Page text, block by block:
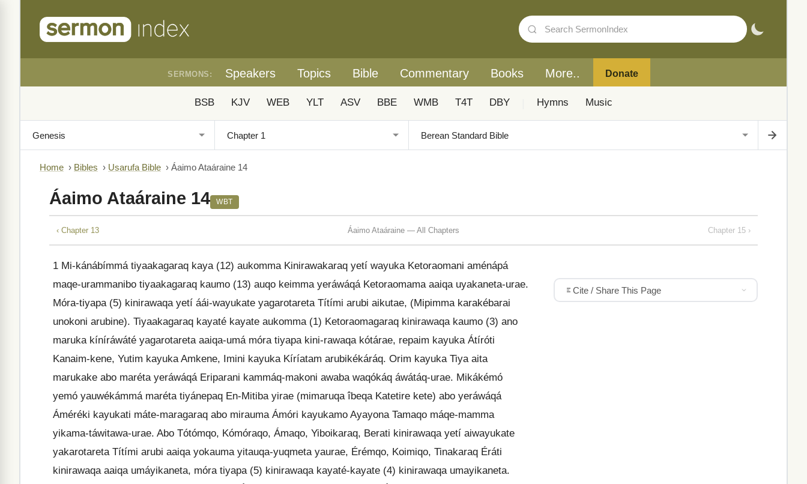
SERMONS: Speakers Topics Bible Commentary Books More.. Donate
BSB KJV WEB YLT ASV BBE WMB T4T DBY Hymns Music
Home › Bibles › Usarufa Bible › Áaimo Ataáraine 14
Áaimo Ataáraine 14 WBT
‹ Chapter 13 Áaimo Ataáraine — All Chapters Chapter 15 ›
1 Mi-kánábímmá tiyaakagaraq kaya (12) aukomma Kinirawakaraq yetí wayuka Ketoraomani aménápá
maqe-urammanibo tiyaakagaraq kaumo (13) auqo keimma yeráwáqá Ketoraomama aaiqa uyakaneta-urae.
Móra-tiyapa (5) kinirawaqa yetí áái-wayukate yagarotareta Títími arubi aikutae, (Mipimma karakébarai
unokoni arubine). Tiyaakagaraq kayaté kayate aukomma (1) Ketoraomagaraq kinirawaqa kaumo (3) ano
maruka kíníráwáté yagarotareta aaiqa-umá móra tiyapa kini-rawaqa kótárae, repaim kayuka Átíróti
Kanaim-kene, Yutim kayuka Amkene, Imini kayuka Kíríatam arubikékáráq. Orim kayuka Tiya aita
marukake abo maréta yeráwáqá Eriparani kammáq-makoni awaba waqókáq áwátáq-urae. Mikákémó
yemó yauwékámmá maréta tiyánepaq En-Mitiba yirae (mimaruqa îbeqa Katetire kete) abo yeráwáqá
Áméréki kayukati máte-maragaraq abo mirauma Ámóri kayukamo Ayayona Tamaqo máqe-mamma
yikama-táwitawa-urae. Abo Tótómqo, Kómóraqo, Ámaqo, Yiboikaraq, Berati kinirawaqa yetí aiwayukate
yakarotareta Títími arubi aaiqa yokauma yitauqa-yuqmeta yaurae, Érémqo, Koimiqo, Tinakaraq Éráti
kinirawaqa aaiqa umáyikaneta, móra tiyapa (5) kinirawaqa kayaté-kayate (4) kinirawaqa umayikaneta.
Cite / Share This Page